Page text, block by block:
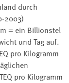
durch
2003)
= ein Billionstel
und Tag auf.
pro Kilogramm
pro Kilogramm